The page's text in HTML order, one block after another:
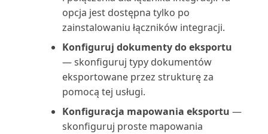
Wygasłe wiersze umów: Test
(raport)
Wyjątki VAT (raport)
Wykorzystanie zasobów (raport)
Wymiary zapasu: sumy (raport)
opcja jest dostępna tylko po
zainstalowaniu łączników integracji.
Konfiguruj dokumenty do eksportu
— skonfiguruj typy dokumentów
eksportowane przez strukturę za
pomocą tej usługi.
Konfiguracja mapowania eksportu —
skonfiguruj proste mapowania